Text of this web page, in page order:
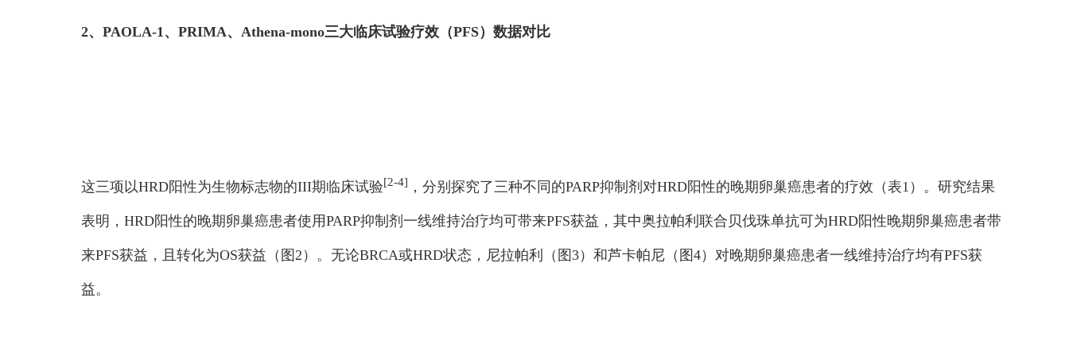
2、PAOLA-1、PRIMA、Athena-mono三大临床试验疗效（PFS）数据对比
这三项以HRD阳性为生物标志物的III期临床试验[2-4] ，分别探究了三种不同的PARP抑制剂对HRD阳性的晚期卵巢癌患者的疗效（表1）。研究结果
表明，HRD阳性的晚期卵巢癌患者使用PARP抑制剂一线维持治疗均可带来PFS获益，其中奥拉帕利联合贝伐珠单抗可为HRD阳性晚期卵巢癌患者带
来PFS获益，且转化为OS获益（图2）。无论BRCA或HRD状态，尼拉帕利（图3）和芦卡帕尼（图4）对晚期卵巢癌患者一线维持治疗均有PFS获
益。